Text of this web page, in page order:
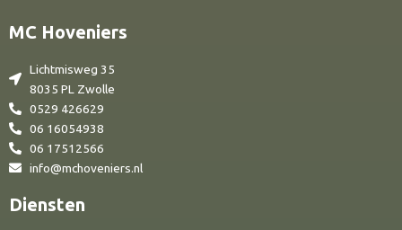
MC Hoveniers
Lichtmisweg 35
8035 PL Zwolle
0529 426629
06 16054938
06 17512566
info@mchoveniers.nl
Diensten